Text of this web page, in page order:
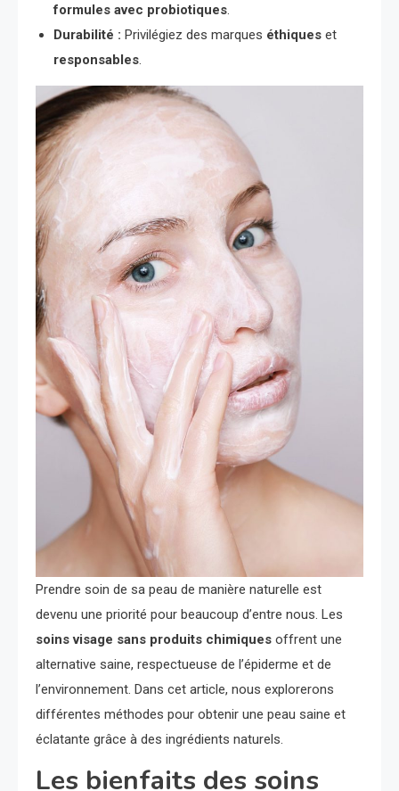
formules avec probiotiques.
Durabilité : Privilégiez des marques éthiques et
responsables.
Prendre soin de sa peau de manière naturelle est
devenu une priorité pour beaucoup d’entre nous. Les
soins visage sans produits chimiques offrent une
alternative saine, respectueuse de l’épiderme et de
l’environnement. Dans cet article, nous explorerons
différentes méthodes pour obtenir une peau saine et
éclatante grâce à des ingrédients naturels.
Les bienfaits des soins